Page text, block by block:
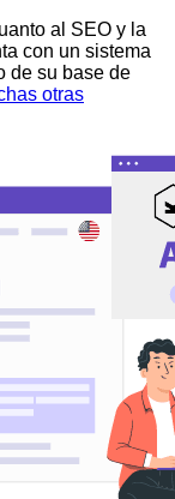
al SEO y la
con un sistema
de su base de
otras